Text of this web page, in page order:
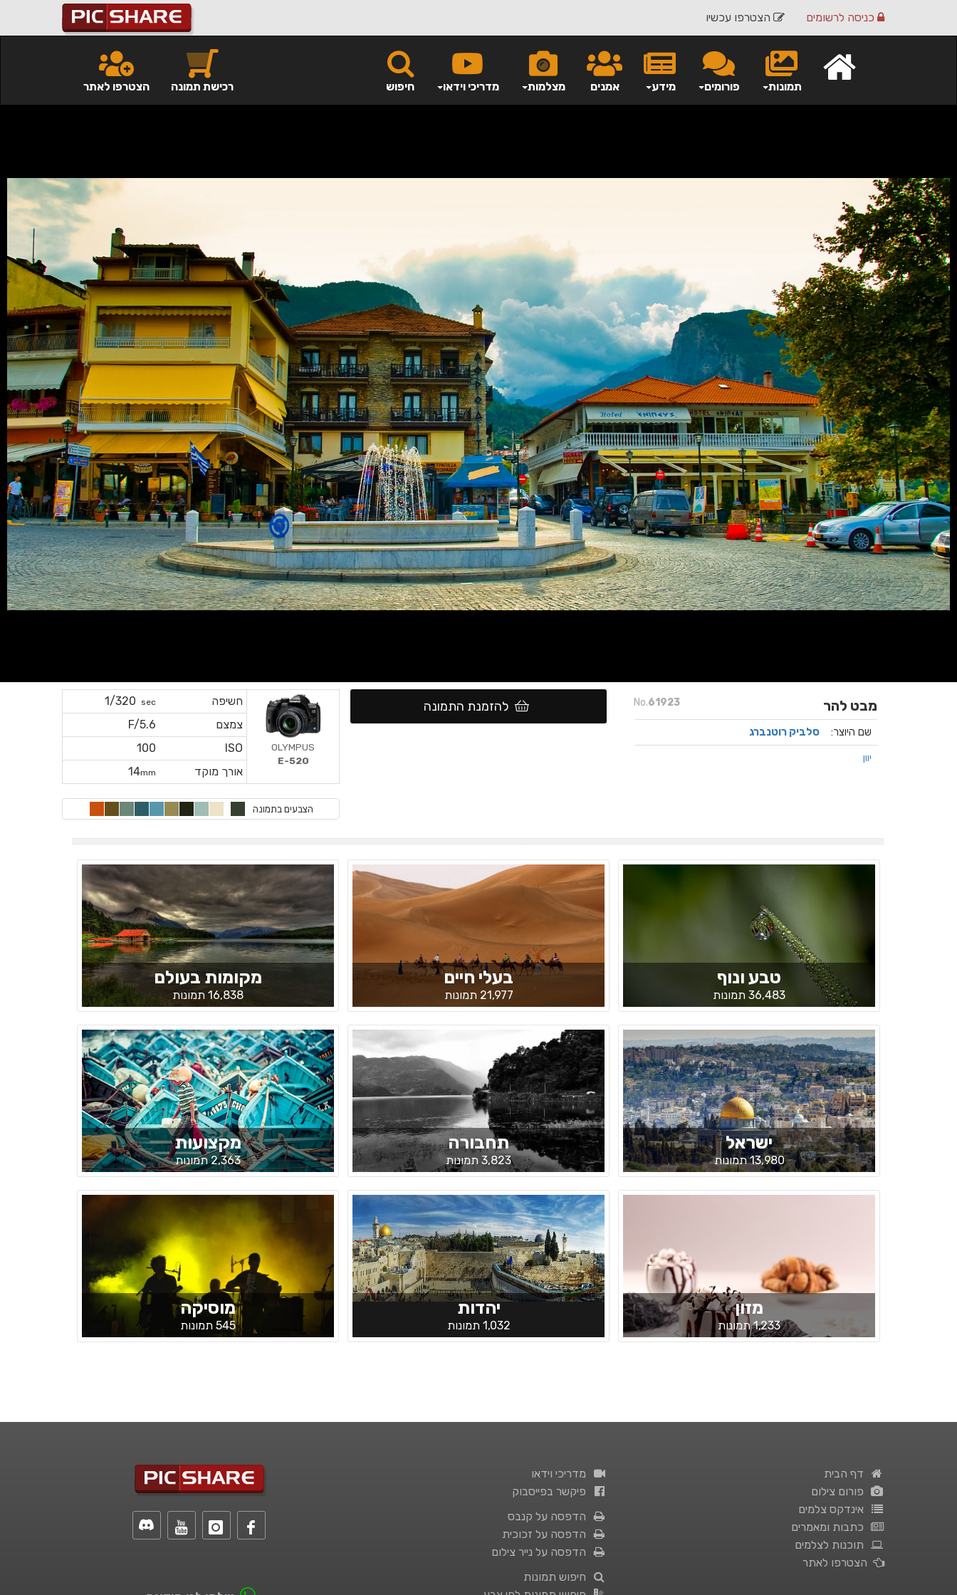
הצטרפו עכשיו כניסה לרשומים
חיפוש מדריכי וידאו מצלמות אמנים מידע פורומים תמונות הצטרפו לאתר רכישת תמונה
No.61923 מבט להר
שם היוצר: סלביק רוטנברג
יוון
חשיפה sec
1/320
צמצם
F/5.6
ISO
100
אורך מוקד
14mm
OLYMPUS
E-520
הצבעים בתמונה
להזמנת התמונה
טבע ונוף
36,483 תמונות
בעלי חיים
21,977 תמונות
מקומות בעולם
16,838 תמונות
ישראל
13,980 תמונות
תחבורה
3,823 תמונות
מקצועות
2,363 תמונות
מזון
1,233 תמונות
יהדות
1,032 תמונות
מוסיקה
545 תמונות
מדריכי וידאו
פיקשר בפייסבוק
הדפסה על קנבס
הדפסה על זכוכית
הדפסה על נייר צילום
חיפוש תמונות
דף הבית
פורום צילום
אינדקס צלמים
כתבות ומאמרים
תוכנות לצלמים
הצטרפו לאתר